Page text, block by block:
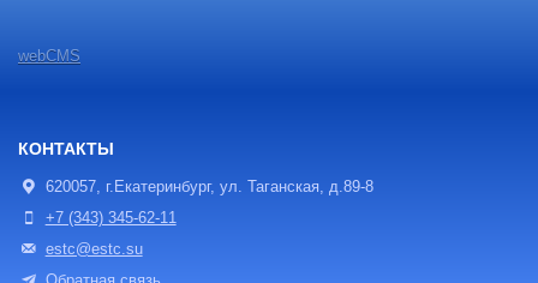
webCMS
КОНТАКТЫ
620057, г.Екатеринбург, ул. Таганская, д.89-8
+7 (343) 345-62-11
estc@estc.su